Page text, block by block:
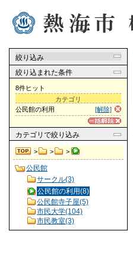
絞り込み
絞り込まれた条件
8件ヒット
カテゴリ
[解除]
公民館の利用
カテゴリ で絞り込み
> > >
公民館
サークル(3)
公民館の利用(8)
公民館寺子屋(5)
市民大学(104)
市民教室(3)